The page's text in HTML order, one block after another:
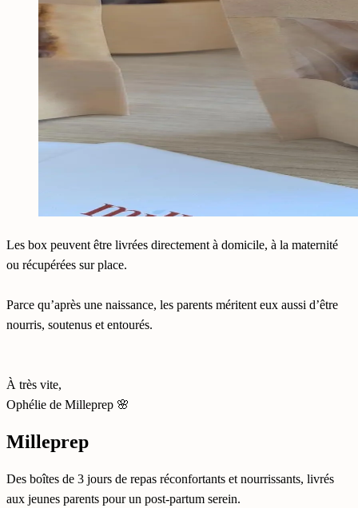
Les box peuvent être livrées directement à domicile, à la maternité
ou récupérées sur place.
Parce qu’après une naissance, les parents méritent eux aussi d’être
nourris, soutenus et entourés.
À très vite,
Ophélie de Milleprep 🌸
Milleprep
Des boîtes de 3 jours de repas réconfortants et nourrissants, livrés
aux jeunes parents pour un post-partum serein.